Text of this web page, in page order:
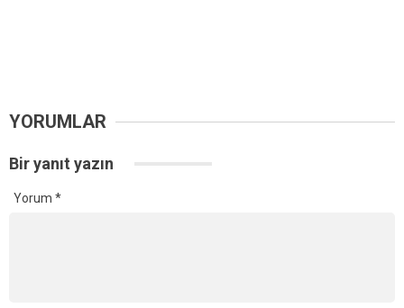
YORUMLAR
Bir yanıt yazın
Yorum *